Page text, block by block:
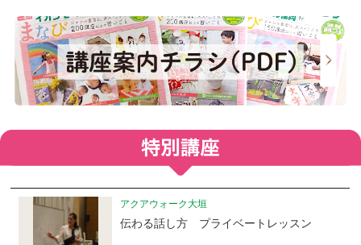
アクアウォーク大垣
伝わる話し方 プライベートレッスン